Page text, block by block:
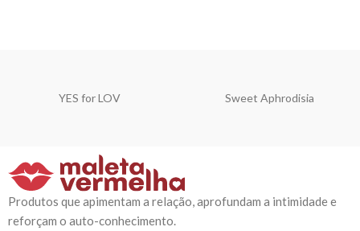
YES for LOV Sweet Aphrodisia
Produtos que apimentam a relação, aprofundam a intimidade e
reforçam o auto-conhecimento.